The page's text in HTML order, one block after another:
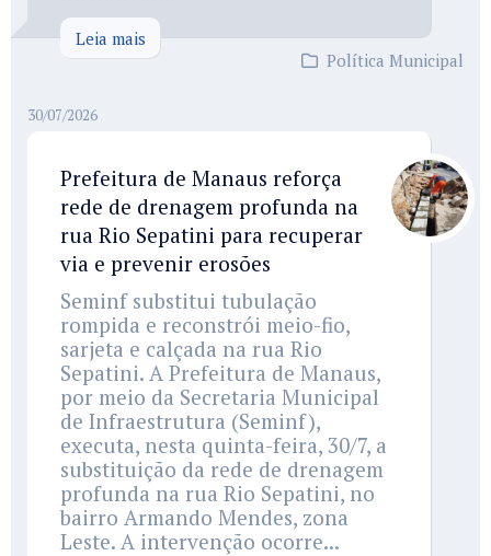
Leia mais
Política Municipal
30/07/2026
Prefeitura de Manaus reforça
rede de drenagem profunda na
rua Rio Sepatini para recuperar
via e prevenir erosões
Seminf substitui tubulação
rompida e reconstrói meio-fio,
sarjeta e calçada na rua Rio
Sepatini. A Prefeitura de Manaus,
por meio da Secretaria Municipal
de Infraestrutura (Seminf),
executa, nesta quinta-feira, 30/7, a
substituição da rede de drenagem
profunda na rua Rio Sepatini, no
bairro Armando Mendes, zona
Leste. A intervenção ocorre...